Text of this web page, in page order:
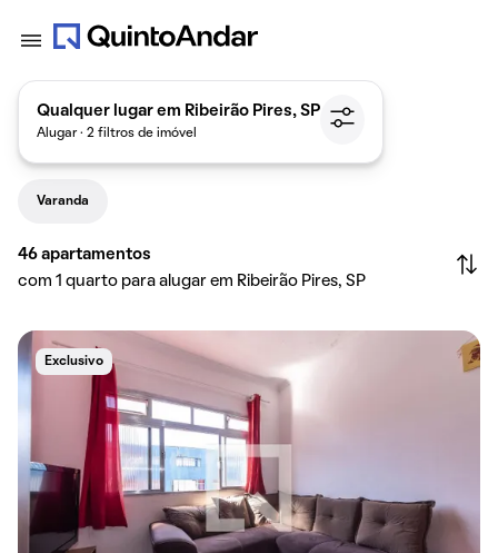
Qualquer lugar em Ribeirão Pires, SP
Alugar · 2 filtros de imóvel
Varanda
46 apartamentos
com 1 quarto para alugar em Ribeirão Pires, SP
Exclusivo